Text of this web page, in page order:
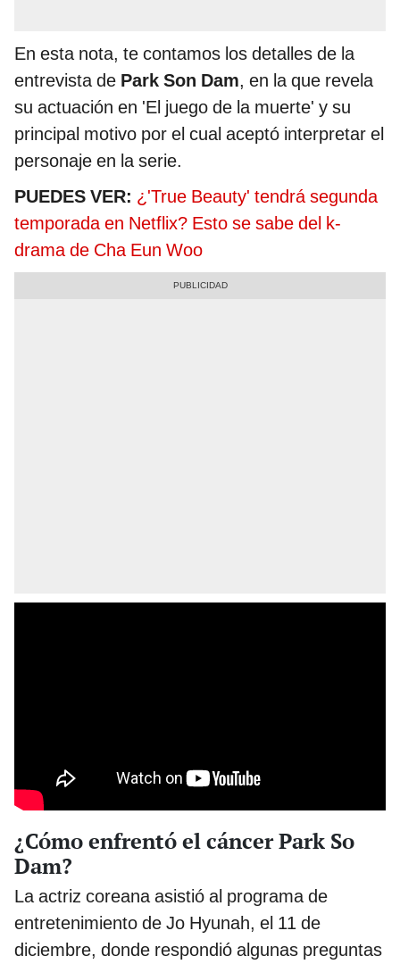
En esta nota, te contamos los detalles de la
entrevista de Park Son Dam, en la que revela
su actuación en 'El juego de la muerte' y su
principal motivo por el cual aceptó interpretar el
personaje en la serie.
PUEDES VER: ¿'True Beauty' tendrá segunda
temporada en Netflix? Esto se sabe del k-
drama de Cha Eun Woo
¿Cómo enfrentó el cáncer Park So
Dam?
La actriz coreana asistió al programa de
entretenimiento de Jo Hyunah, el 11 de
diciembre, donde respondió algunas preguntas